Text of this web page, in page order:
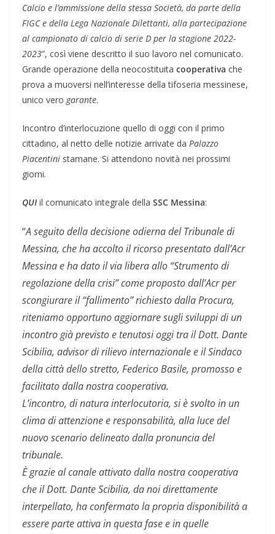
Calcio e l’ammissione della stessa Società, da parte della
FIGC e della Lega Nazionale Dilettanti, alla partecipazione
al campionato di calcio di serie D per la stagione 2022-
2023”, così viene descritto il suo lavoro nel comunicato.
Grande operazione della neocostituita cooperativa che
prova a muoversi nell’interesse della tifoseria messinese,
unico vero garante.
Incontro d’interlocuzione quello di oggi con il primo
cittadino, al netto delle notizie arrivate da Palazzo
Piacentini stamane. Si attendono novità nei prossimi
giorni.
QUI il comunicato integrale della SSC Messina:
“A seguito della decisione odierna del Tribunale di
Messina, che ha accolto il ricorso presentato dall’Acr
Messina e ha dato il via libera allo “Strumento di
regolazione della crisi” come proposto dall’Acr per
scongiurare il “fallimento” richiesto dalla Procura,
riteniamo opportuno aggiornare sugli sviluppi di un
incontro già previsto e tenutosi oggi tra il Dott. Dante
Scibilia, advisor di rilievo internazionale e il Sindaco
della città dello stretto, Federico Basile, promosso e
facilitato dalla nostra cooperativa.
L’incontro, di natura interlocutoria, si è svolto in un
clima di attenzione e responsabilità, alla luce del
nuovo scenario delineato dalla pronuncia del
tribunale.
È grazie al canale attivato dalla nostra cooperativa
che il Dott. Dante Scibilia, da noi direttamente
interpellato, ha confermato la propria disponibilità a
essere parte attiva in questa fase e in quelle